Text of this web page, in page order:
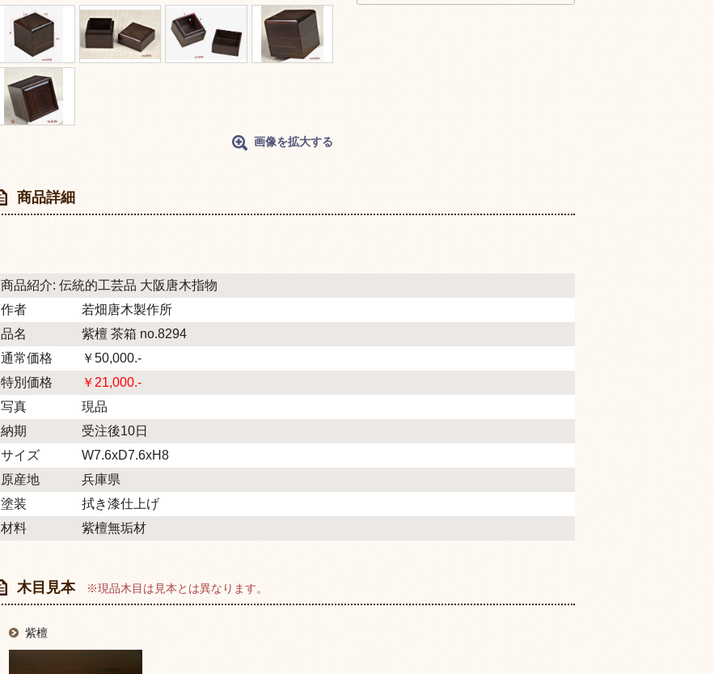
画像を拡大する
商品詳細
商品紹介: 伝統的工芸品 大阪唐木指物
作者
若畑唐木製作所
品名
紫檀 茶箱 no.8294
通常価格
￥50,000.-
特別価格
￥21,000.-
写真
現品
納期
受注後10日
サイズ
W7.6xD7.6xH8
原産地
兵庫県
塗装
拭き漆仕上げ
材料
紫檀無垢材
木目見本 ※現品木目は見本とは異なります。
紫檀